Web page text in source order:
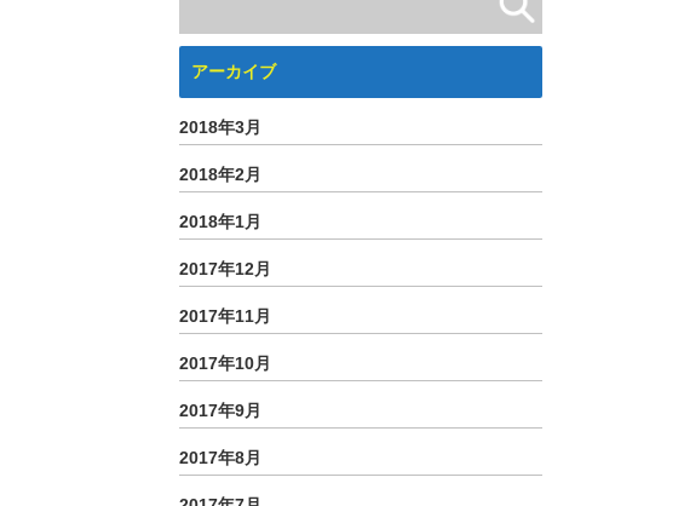
アーカイブ
2018年3月
2018年2月
2018年1月
2017年12月
2017年11月
2017年10月
2017年9月
2017年8月